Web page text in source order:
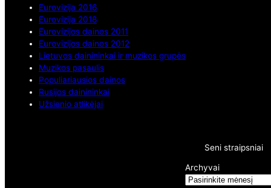
Eurovizija 2016
Eurovizija 2018
Eurovizijos dainos 2011
Eurovizijos dainos 2012
Lietuvos dainininkai ir muzikos grupės
Muzikos pasaulis
Populiariausios dainos
Rusijos dainininkai
Užsienio atlikėjai
Seni straipsniai
Archyvai